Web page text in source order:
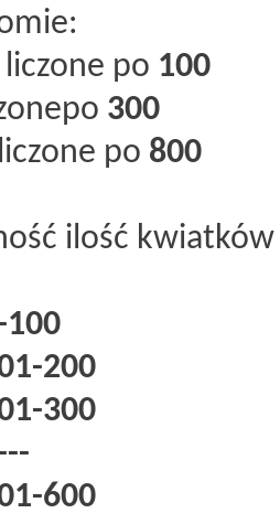
liczone po 100
300
liczone po 800
ilość
200
300
600